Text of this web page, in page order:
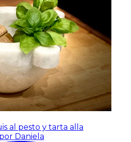
al pesto y tarta alla
Daniela